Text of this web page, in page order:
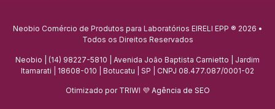
Neobio Comércio de Produtos para Laboratórios EIRELI EPP ® 2026 •
Todos os Direitos Reservados
Neobio | (14) 98227-5810 | Avenida João Baptista Carnietto | Jardim
Itamarati | 18608-010 | Botucatu | SP | CNPJ 08.477.087/0001-02
Otimizado por TRIWI 💜 Agência de SEO